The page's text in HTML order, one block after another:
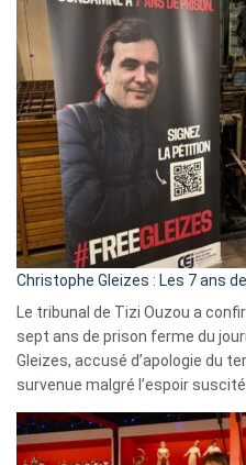
Christophe Gleizes : Les 7 ans
Le tribunal de Tizi Ouzou a
sept ans de prison ferme du
Gleizes, accusé d’apologie du
survenue malgré l’espoir suscité